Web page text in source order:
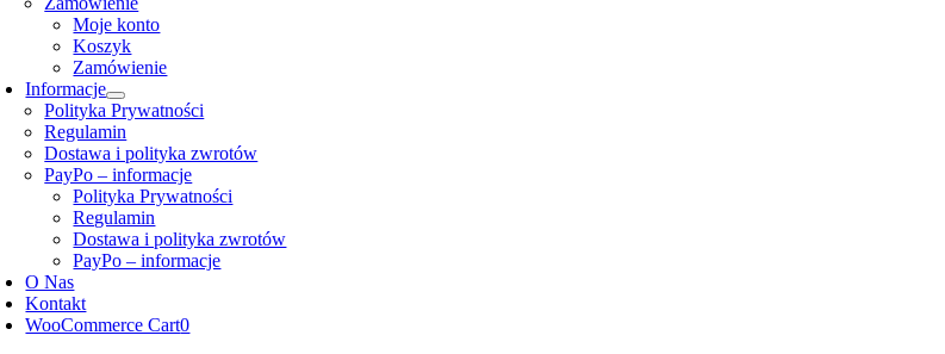
Moje konto
Koszyk
Zamówienie
Informacje
Polityka Prywatności
Regulamin
Dostawa i polityka zwrotów
PayPo – informacje
Polityka Prywatności
Regulamin
Dostawa i polityka zwrotów
PayPo – informacje
O Nas
Kontakt
WooCommerce Cart0